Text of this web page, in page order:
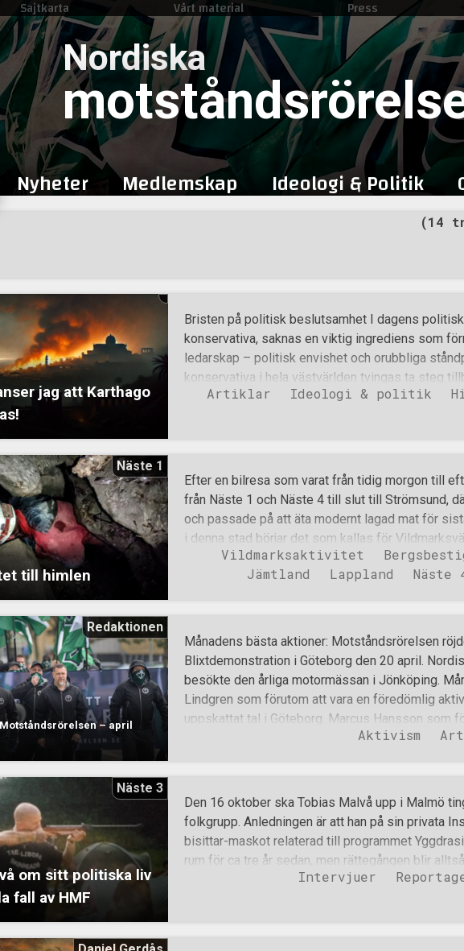
to
content
Sajtkarta Vårt material Press
Nordiska
Nyheter Medlemskap Ideologi & Politik
(14
jag att Karthago
Bristen på politisk beslutsamhet I dagens
konservativa, saknas en viktig ingrediens som
ledarskap – politisk envishet och orubbliga
konservativa i hela västvärlden tvingas ta steg
kompromisser som urholkar deras
något fundamentalt saknas.
den så kallade ”öppna svenskheten” är bevis på
samma partier som tidigare förlöjligade dem,
sina egna övertygelser för att passa in. Detta är
saknar styrka, det är omanligt och visar en
yttre krafter. Sverigedemokraterna är sionistiska
Artiklar Ideologi & politik
till himlen
Näste 1
Efter en bilresa som varat från tidig morgon till
från Näste 1 och Näste 4 till slut till Strömsund,
och passade på att äta modernt lagad mat för
i denna stad börjar det som kallas för
som går runt olika mindre orter i norra Jämtland
kraftigt varierande och makalöst vacker natur.
information om området man var på väg mot, och
i akt att besöka ett närliggande vattenfall, då man
förrän dagen efter. Bilen parkerades en kort stund
fots längs med en vandringsled genom skogen.
meter högt vattenfall, gick den 2 kilo
Vildmarksaktivitet
Jämtland
Lappland Näste
– april
Redaktionen
Månadens bästa aktioner: Motståndsrörelsen
Blixtdemonstration i Göteborg den 20 april.
besökte den årliga motormässan i Jönköping.
Lindgren som förutom att vara en föredömlig
uppskattat tal i Göteborg. Marcus Hansson som
aktivist också begav sig rakt från fängelset ut
perspektiv i efterhand. Månadens bilder (som
bildreportaget från blixtdemonstrationen i
bilder. En av många sympatiska ungdomar i
Chocken: Militanta ”högerextremister” på
april – en nationalsocialistisk högtid. D
Aktivism
om sitt politiska liv
fall av HMF
Näste 3
Den 16 oktober ska Tobias Malvå upp i Malmö
folkgrupp. Anledningen är att han på sin privata
bisittar-maskot relaterad till programmet
rum för ca tre år sedan, men rättegången blir
under Nordendagarna berättade Tobias, utöver
historik i den nationella kampen, ett
Intervjuer